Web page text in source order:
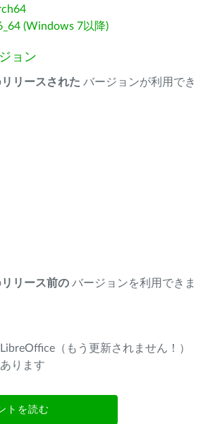
(Windows 7以降)
ョン
リリースされた バージョンが利用でき
リリース前の バージョンを利用できま
（もう更新されません！）
ります
トを読む